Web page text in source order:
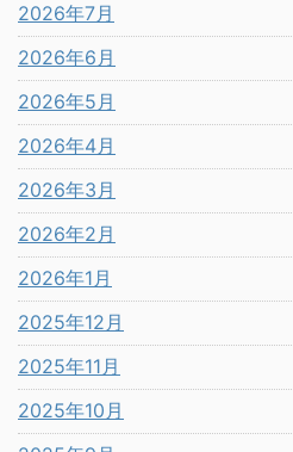
2026年7月
2026年6月
2026年5月
2026年4月
2026年3月
2026年2月
2026年1月
2025年12月
2025年11月
2025年10月